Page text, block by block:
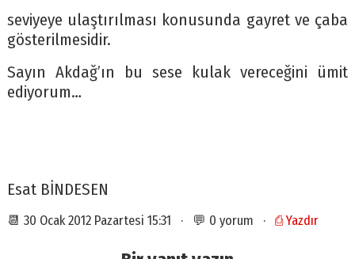
seviyeye ulaştırılması konusunda gayret ve çaba
gösterilmesidir.
Sayın Akdağ’ın bu sese kulak vereceğini ümit
ediyorum…
Esat BİNDESEN
📆 30 Ocak 2012 Pazartesi 15:31 · 💬 0 yorum · ⎙ Yazdır